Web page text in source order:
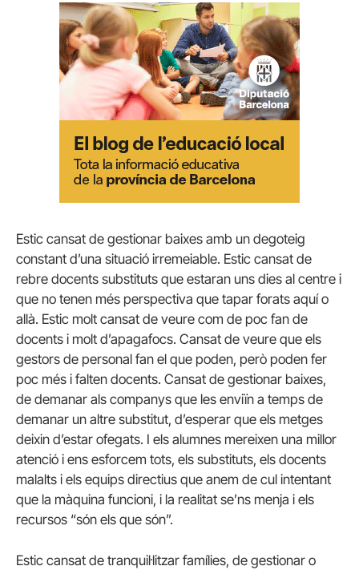
Estic cansat de gestionar baixes amb un degoteig
constant d’una situació irremeiable. Estic cansat de
rebre docents substituts que estaran uns dies al centre i
que no tenen més perspectiva que tapar forats aquí o
allà. Estic molt cansat de veure com de poc fan de
docents i molt d’apagafocs. Cansat de veure que els
gestors de personal fan el que poden, però poden fer
poc més i falten docents. Cansat de gestionar baixes,
de demanar als companys que les enviïn a temps de
demanar un altre substitut, d’esperar que els metges
deixin d’estar ofegats. I els alumnes mereixen una millor
atenció i ens esforcem tots, els substituts, els docents
malalts i els equips directius que anem de cul intentant
que la màquina funcioni, i la realitat se’ns menja i els
recursos “són els que són”.
Estic cansat de tranquil·litzar famílies, de gestionar o